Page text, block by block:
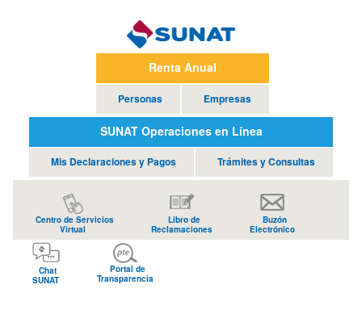
Renta Anual
Personas Empresas
SUNAT Operaciones en Línea
Mis Declaraciones y Pagos Trámites y Consultas
Centro de Servicios
Virtual
Libro de
Reclamaciones
Buzón
Electrónico
Chat
SUNAT
Portal de
Transparencia